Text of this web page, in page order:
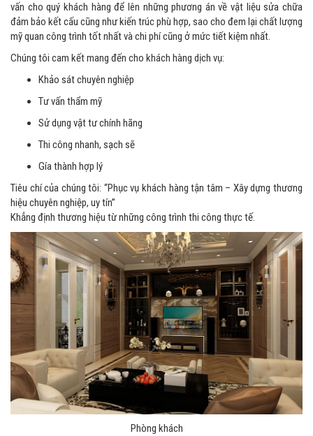
vấn cho quý khách hàng để lên những phương án về vật liệu sửa chữa
đảm bảo kết cấu cũng như kiến trúc phù hợp, sao cho đem lại chất lượng
mỹ quan công trình tốt nhất và chi phí cũng ở mức tiết kiệm nhất.
Chúng tôi cam kết mang đến cho khách hàng dịch vụ:
Khảo sát chuyên nghiệp
Tư vấn thẩm mỹ
Sử dụng vật tư chính hãng
Thi công nhanh, sạch sẽ
Gía thành hợp lý
Tiêu chí của chúng tôi: “Phục vụ khách hàng tận tâm – Xây dựng thương
hiệu chuyên nghiệp, uy tín”
Khẳng định thương hiệu từ những công trình thi công thực tế.
Phòng khách